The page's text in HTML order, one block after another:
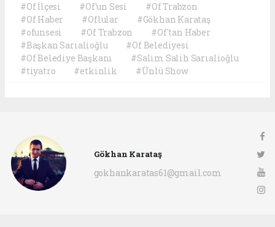
#Of İlçesi #Of'un Sesi
#Of Trabzon
#Of Haber
#Oflular
#Gökhan Karataş
#ofunsesi
#Of Trabzon
#Of'tan Haber
#Başkan Sarıalioğlu
#Of Belediyesi
#Of Belediye Başkanı
#Salim Salih Sarıalioğlu
#tiyatro
#etkinlik #Ünlü Show
Gökhan Karataş
gokhankaratas61@gmail.com